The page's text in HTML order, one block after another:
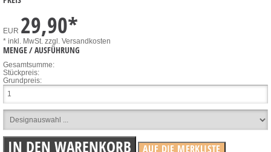
EUR 29,90*
* inkl. MwSt. zzgl. Versandkosten
MENGE / AUSFÜHRUNG
Gesamtsumme:
Stückpreis:
Grundpreis: